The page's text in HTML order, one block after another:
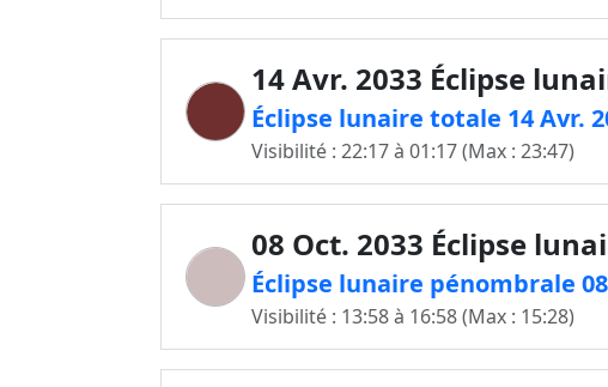
14 Avr. 2033 Éclipse
Éclipse lunaire totale 14 Avr.
Visibilité : 22:17 à 01:17 (Max : 23:47)
08 Oct. 2033 Éclipse
Éclipse lunaire pénombrale
Visibilité : 13:58 à 16:58 (Max : 15:28)